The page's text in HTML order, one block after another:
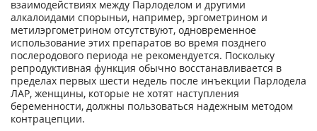
взаимодействиях между Парлоделом и другими
алкалоидами спорыньи, например, эргометрином и
метилэргометрином отсутствуют, одновременное
использование этих препаратов во время позднего
послеродового периода не рекомендуется. Поскольку
репродуктивная функция обычно восстанавливается в
пределах первых шести недель после инъекции Парлодела
ЛАР, женщины, которые не хотят наступления
беременности, должны пользоваться надежным методом
контрацепции.